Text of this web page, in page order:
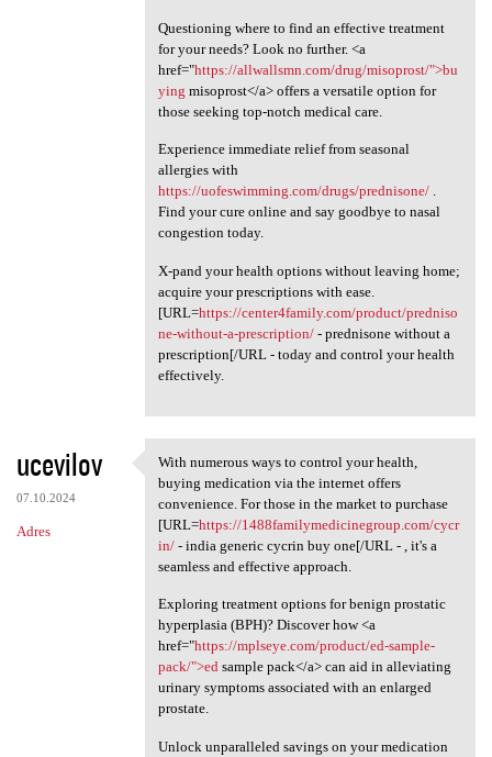
Questioning where to find an effective treatment
for your needs? Look no further. <a
href="https://allwallsmn.com/drug/misoprost/">bu
ying misoprost</a> offers a versatile option for
those seeking top-notch medical care.
Experience immediate relief from seasonal
allergies with
https://uofeswimming.com/drugs/prednisone/.
Find your cure online and say goodbye to nasal
congestion today.
X-pand your health options without leaving home;
acquire your prescriptions with ease.
[URL=https://center4family.com/product/predniso
ne-without-a-prescription/- prednisone without a
prescription[/URL - today and control your health
effectively.
ucevilov
07.10.2024
Adres
With numerous ways to control
With numerous ways to control your health,
buying medication via the internet offers
convenience. For those in the market to purchase
[URL=https://1488familymedicinegroup.com/cycr
in/- india generic cycrin buy one[/URL - , it's a
seamless and effective approach.
Exploring treatment options for benign prostatic
hyperplasia (BPH)? Discover how <a
href="https://mplseye.com/product/ed-sample-
pack/">edsample pack</a> can aid in alleviating
urinary symptoms associated with an enlarged
prostate.
Unlock unparalleled savings on your medication